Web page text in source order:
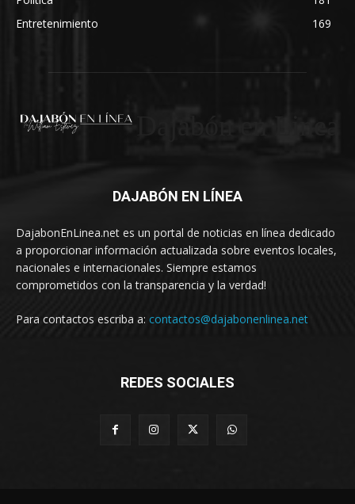
Entretenimiento
169
DAJABÓN EN LÍNEA
DajabonEnLinea.net es un portal de noticias en línea dedicado
a proporcionar información actualizada sobre eventos locales,
nacionales e internacionales. Siempre estamos
comprometidos con la transparencia y la verdad!
Para contactos escriba a: contactos@dajabonenlinea.net
REDES SOCIALES